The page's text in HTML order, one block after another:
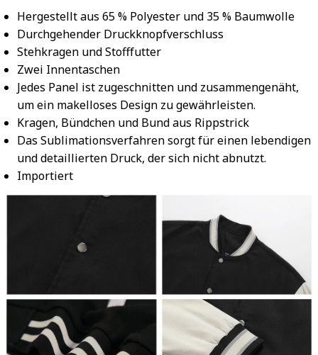
Hergestellt aus 65 % Polyester und 35 % Baumwolle
Durchgehender Druckknopfverschluss
Stehkragen und Stofffutter
Zwei Innentaschen
Jedes Panel ist zugeschnitten und zusammengenäht,
um ein makelloses Design zu gewährleisten.
Kragen, Bündchen und Bund aus Rippstrick
Das Sublimationsverfahren sorgt für einen lebendigen
und detaillierten Druck, der sich nicht abnutzt.
Importiert